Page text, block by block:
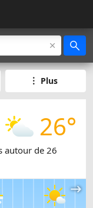
Plus
26°
autour de 26